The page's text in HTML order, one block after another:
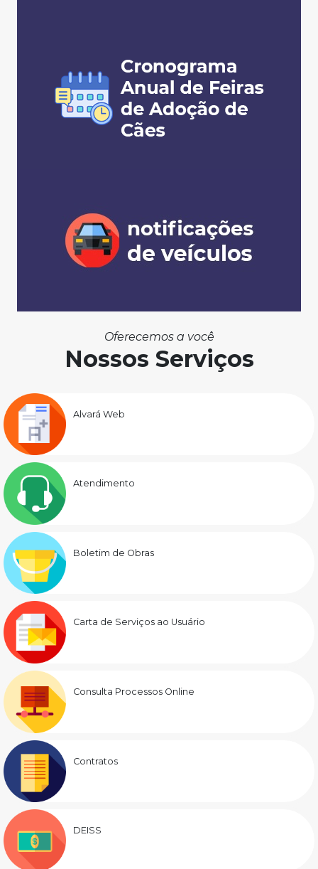
Oferecemos a você
Nossos Serviços
Alvará Web
Atendimento
Boletim de Obras
Carta de Serviços ao Usuário
Consulta Processos Online
Contratos
DEISS